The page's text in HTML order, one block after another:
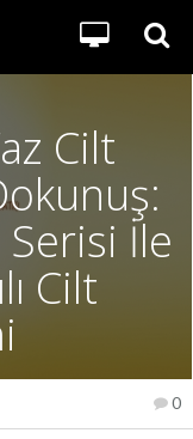
Cilt
İle
Cilt
0